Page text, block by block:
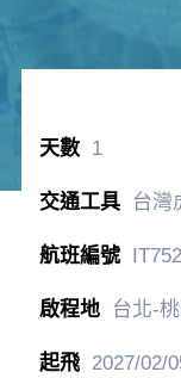
1
台灣
IT752
台北-
2027/02/